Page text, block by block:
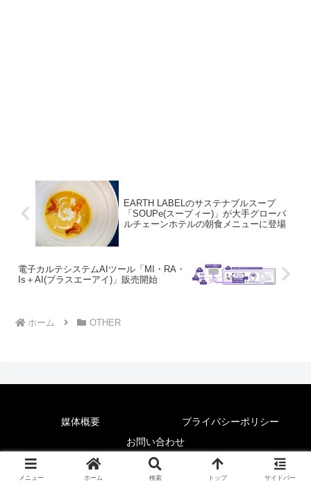
EARTH LABELのサステナブルスープ
「SOUPe(スープィー)」が大手グローバ
ルチェーンホテルの朝食メニューに登場
電子カルテシステムAIツール「MI・RA・
Is＋AI(プラスエーアイ)」販売開始
ホーム OTHER
媒体概要
プライバシーポリシー
お問い合わせ
© 2025 News Lounge.
メニュー ホーム 検索 トップ サイドバー